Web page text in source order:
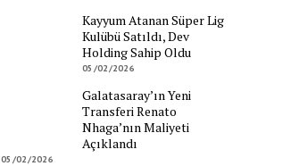
Kayyum Atanan Süper Lig
Kulübü Satıldı, Dev
Holding Sahip Oldu
05/02/2026
Galatasaray’ın Yeni
Transferi Renato
Nhaga’nın Maliyeti
Açıklandı
05/02/2026